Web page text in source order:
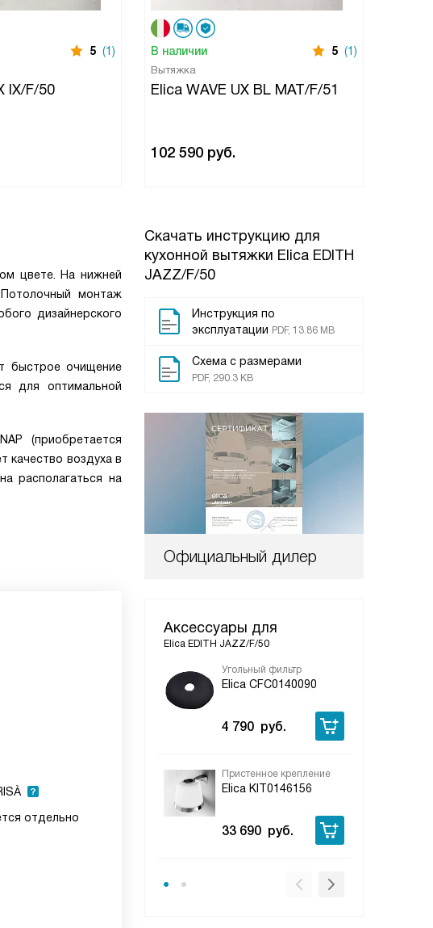
5 (1)
IX/F/50
В наличии 5 (1)
Вытяжка
Elica WAVE UX BL MAT/F/51
102 590 руб.
Скачать инструкцию для
кухонной вытяжки Elica EDITH
JAZZ/F/50
Инструкция по
эксплуатации PDF, 13.86 MB
Схема с размерами
PDF, 290.3 KB
Официальный дилер
Аксессуары для
Elica EDITH JAZZ/F/50
Угольный фильтр
Elica CFC0140090
4 790 руб.
Пристенное крепление
Elica KIT0146156
33 690 руб.
цвете. На нижней
монтаж
дизайнерского
быстрое очищение
для оптимальной
(приобретается
качество воздуха в
располагаться на
отдельно